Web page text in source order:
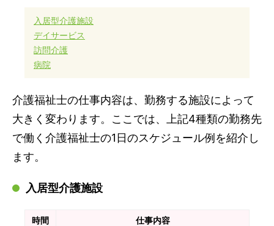
入居型介護施設
デイサービス
訪問介護
病院
介護福祉士の仕事内容は、勤務する施設によって
大きく変わります。ここでは、上記4種類の勤務先
で働く介護福祉士の1日のスケジュール例を紹介し
ます。
入居型介護施設
時間 仕事内容